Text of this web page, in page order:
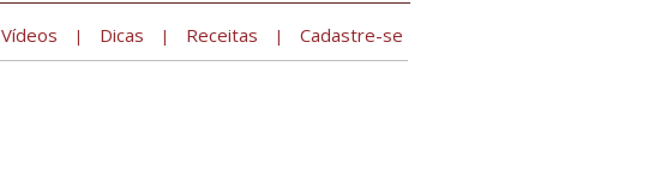
Vídeos | Dicas | Receitas | Cadastre-se